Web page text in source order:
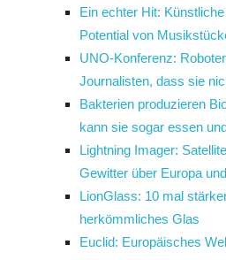
Ein echter Hit:
Potential von
UNO-Konferenz:
Journalisten, dass sie
Bakterien produzieren
kann sie sogar essen
Lightning Imager:
Gewitter über Europa
LionGlass: 10 mal
herkömmliches Glas
Euclid: Europäisches